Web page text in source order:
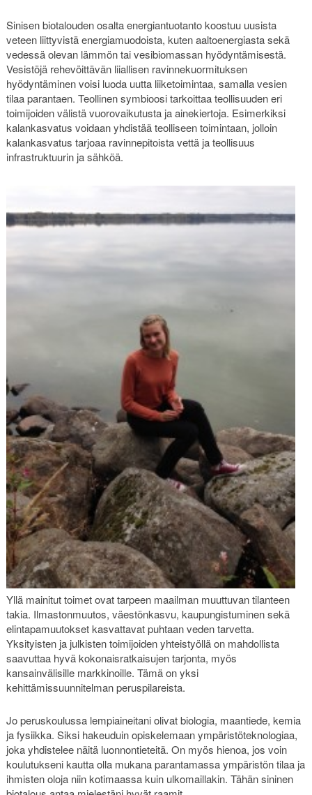
Sinisen biotalouden osalta energiantuotanto koostuu uusista
veteen liittyvistä energiamuodoista, kuten aaltoenergiasta sekä
vedessä olevan lämmön tai vesibiomassan hyödyntämisestä.
Vesistöjä rehevöittävän liiallisen ravinnekuormituksen
hyödyntäminen voisi luoda uutta liiketoimintaa, samalla vesien
tilaa parantaen. Teollinen symbioosi tarkoittaa teollisuuden eri
toimijoiden välistä vuorovaikutusta ja ainekiertoja. Esimerkiksi
kalankasvatus voidaan yhdistää teolliseen toimintaan, jolloin
kalankasvatus tarjoaa ravinnepitoista vettä ja teollisuus
infrastruktuurin ja sähköä.
Yllä mainitut toimet ovat tarpeen maailman muuttuvan tilanteen
takia. Ilmastonmuutos, väestönkasvu, kaupungistuminen sekä
elintapamuutokset kasvattavat puhtaan veden tarvetta.
Yksityisten ja julkisten toimijoiden yhteistyöllä on mahdollista
saavuttaa hyvä kokonaisratkaisujen tarjonta, myös
kansainvälisille markkinoille. Tämä on yksi
kehittämissuunnitelman peruspilareista.
Jo peruskoulussa lempiaineitani olivat biologia, maantiede, kemia
ja fysiikka. Siksi hakeuduin opiskelemaan ympäristöteknologiaa,
joka yhdistelee näitä luonnontieteitä. On myös hienoa, jos voin
koulutukseni kautta olla mukana parantamassa ympäristön tilaa ja
ihmisten oloja niin kotimaassa kuin ulkomaillakin. Tähän sininen